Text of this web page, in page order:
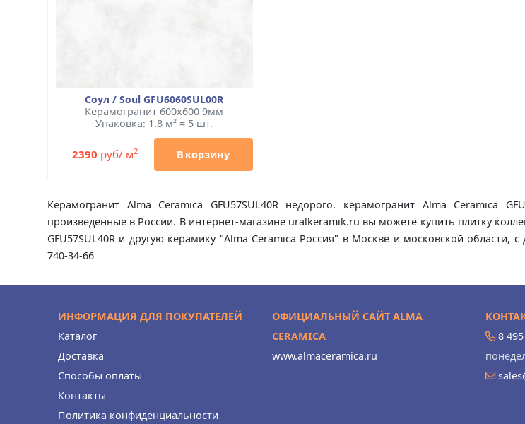
Соул / Soul GFU6060SUL00R
Керамогранит 600x600 9мм
Упаковка: 1.8 м² = 5 шт.
2390 руб/ м2 В корзину
Керамогранит Alma Ceramica GFU57SUL40R недорого. керамогранит Alma Ceramica
произведенные в России. В интернет-магазине uralkeramik.ru вы можете купить плитку
GFU57SUL40R и другую керамику "Alma Ceramica Россия" в Москве и московской
740-34-66
ИНФОРМАЦИЯ ДЛЯ ПОКУПАТЕЛЕЙ
Каталог
Доставка
Способы оплаты
Контакты
Политика конфиденциальности
ОФИЦИАЛЬНЫЙ САЙТ ALMA
CERAMICA
www.almaceramica.ru
8